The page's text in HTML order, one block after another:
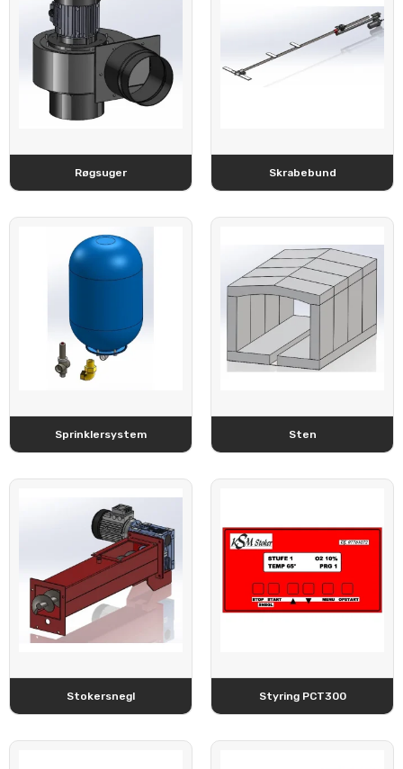
Røgsuger Skrabebund
Sprinklersystem Sten
Stokersnegl Styring PCT300